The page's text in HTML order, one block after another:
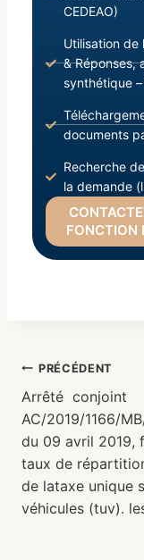
CEDEAO)
Utilisation de
& Réponses,
synthétique
documents
Recherche
la demande
FONCTION
PRÉCÉDENT
Arrêté conjoint
AC/2019/1166/
du 09 avril 2019,
taux de
de lataxe unique
véhicules (tuv).